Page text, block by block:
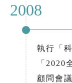
2008
執行「
「2020
顧問會